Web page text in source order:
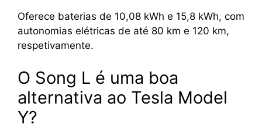
Oferece baterias de 10,08 kWh e 15,8 kWh, com
autonomias elétricas de até 80 km e 120 km,
respetivamente.
O Song L é uma boa
alternativa ao Tesla Model
Y?